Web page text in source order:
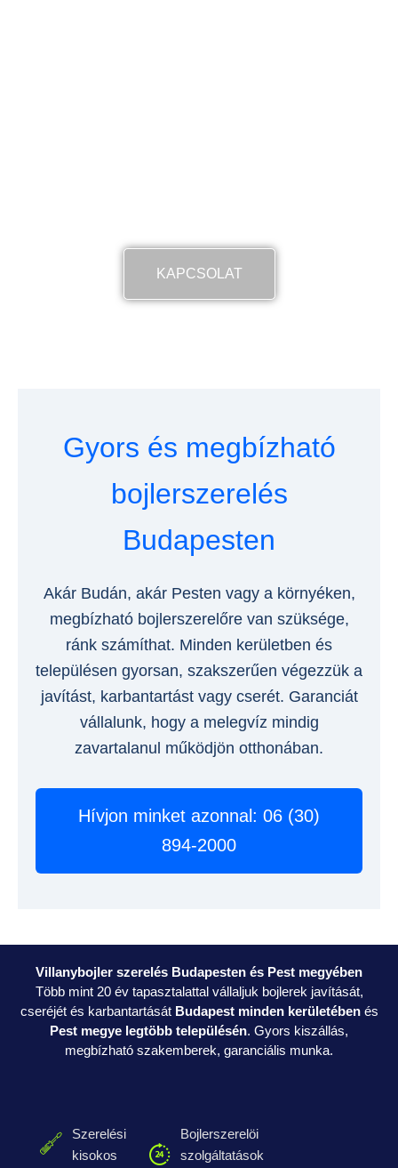
KAPCSOLAT
Gyors és megbízható
bojlerszerelés
Budapesten
Akár Budán, akár Pesten vagy a környéken,
megbízható bojlerszerelőre van szüksége,
ránk számíthat. Minden kerületben és
településen gyorsan, szakszerűen végezzük a
javítást, karbantartást vagy cserét. Garanciát
vállalunk, hogy a melegvíz mindig
zavartalanul működjön otthonában.
Hívjon minket azonnal: 06 (30)
894-2000
Villanybojler szerelés Budapesten és Pest megyében
Több mint 20 év tapasztalattal vállaljuk bojlerek javítását,
cseréjét és karbantartását Budapest minden kerületébenés
Pest megye legtöbb településén. Gyors kiszállás,
megbízható szakemberek, garanciális munka.
Szerelési
kisokos
Bojlerszerelöi
szolgáltatások